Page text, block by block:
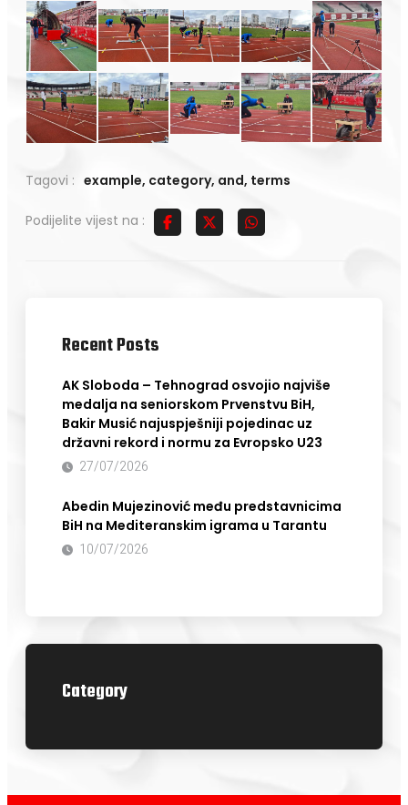
Tagovi : example, category, and, terms
Podijelite vijest na :
Recent Posts
AK Sloboda – Tehnograd osvojio najviše
medalja na seniorskom Prvenstvu BiH,
Bakir Musić najuspješniji pojedinac uz
državni rekord i normu za Evropsko U23
27/07/2026
Abedin Mujezinović među predstavnicima
BiH na Mediteranskim igrama u Tarantu
10/07/2026
Category